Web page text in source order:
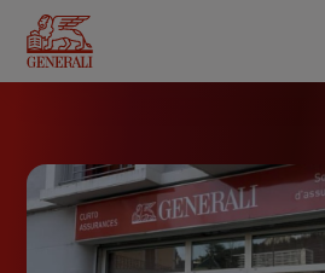
contenu
principal